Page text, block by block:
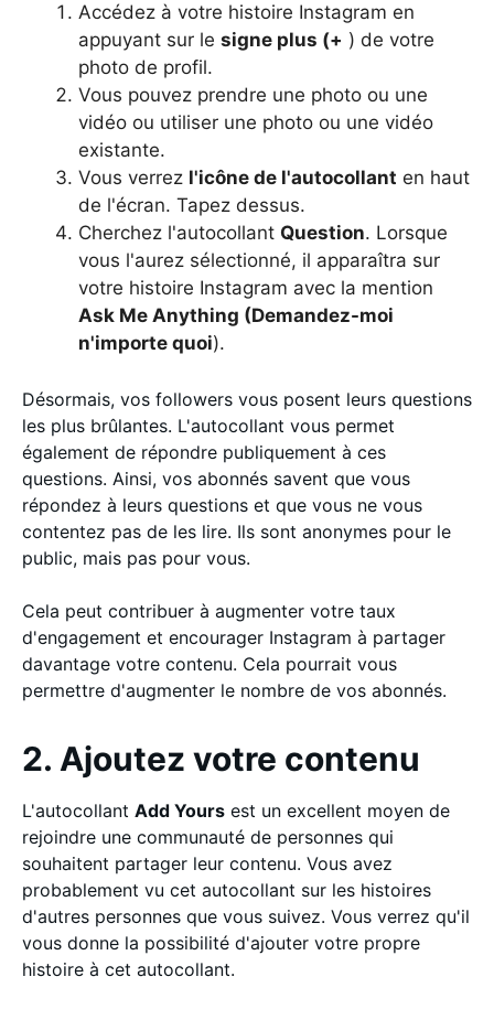
Accédez à votre histoire Instagram en
appuyant sur le signe plus (+ ) de votre
photo de profil.
Vous pouvez prendre une photo ou une
vidéo ou utiliser une photo ou une vidéo
existante.
Vous verrez l'icône de l'autocollant en haut
de l'écran. Tapez dessus.
Cherchez l'autocollant Question. Lorsque
vous l'aurez sélectionné, il apparaîtra sur
votre histoire Instagram avec la mention
Ask Me Anything (Demandez-moi
n'importe quoi).
Désormais, vos followers vous posent leurs questions
les plus brûlantes. L'autocollant vous permet
également de répondre publiquement à ces
questions. Ainsi, vos abonnés savent que vous
répondez à leurs questions et que vous ne vous
contentez pas de les lire. Ils sont anonymes pour le
public, mais pas pour vous.
Cela peut contribuer à augmenter votre taux
d'engagement et encourager Instagram à partager
davantage votre contenu. Cela pourrait vous
permettre d'augmenter le nombre de vos abonnés.
2. Ajoutez votre contenu
L'autocollant Add Yours est un excellent moyen de
rejoindre une communauté de personnes qui
souhaitent partager leur contenu. Vous avez
probablement vu cet autocollant sur les histoires
d'autres personnes que vous suivez. Vous verrez qu'il
vous donne la possibilité d'ajouter votre propre
histoire à cet autocollant.